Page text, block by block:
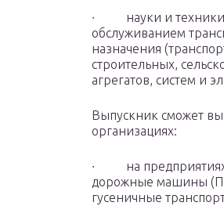
∙ науки и техники,
обслуживанием
назначения
строительных,
агрегатов, систем и
Выпускник сможет
организациях:
∙ на предприятиях,
дорожные машины
гусеничные